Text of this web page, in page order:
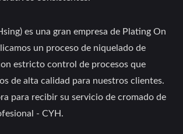
es una gran empresa de Plating On
un proceso de niquelado de
estricto control de procesos que
de alta calidad para nuestros clientes.
para recibir su servicio de cromado de
- CYH.